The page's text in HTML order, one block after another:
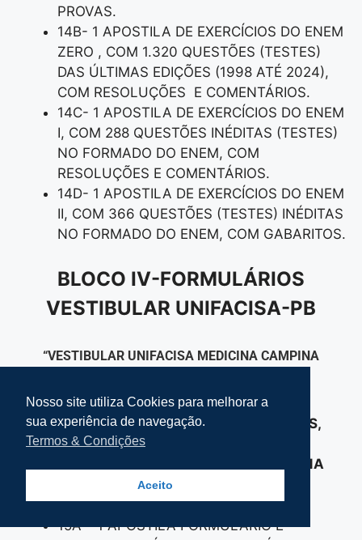
PROVAS.
14B- 1 APOSTILA DE EXERCÍCIOS DO ENEM
ZERO , COM 1.320 QUESTÕES (TESTES)
DAS ÚLTIMAS EDIÇÕES (1998 ATÉ 2024),
COM RESOLUÇÕES E COMENTÁRIOS.
14C- 1 APOSTILA DE EXERCÍCIOS DO ENEM
I, COM 288 QUESTÕES INÉDITAS (TESTES)
NO FORMADO DO ENEM, COM
RESOLUÇÕES E COMENTÁRIOS.
14D- 1 APOSTILA DE EXERCÍCIOS DO ENEM
II, COM 366 QUESTÕES (TESTES) INÉDITAS
NO FORMADO DO ENEM, COM GABARITOS.
BLOCO IV-FORMULÁRIOS
VESTIBULAR UNIFACISA-PB
“VESTIBULAR UNIFACISA MEDICINA CAMPINA
-15- 3 APOSTILAS DE FÓRMULAS E TABELAS,
MAIS COBRADAS NOS VESTIBULARES DOS
CURSOS DA “UNIFACISA MEDICINA CAMPINA
GRANDE-PB”, SENDO:
15A – 1 APOSTILA FORMULÁRIO E
Nosso site utiliza Cookies para melhorar a
sua experiência de navegação.
Termos & Condições
Aceito